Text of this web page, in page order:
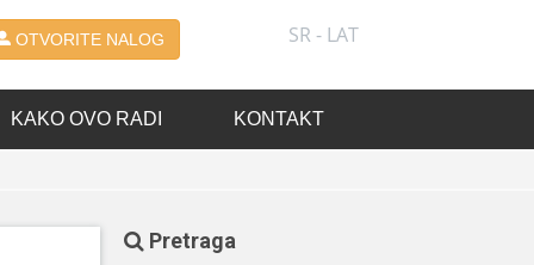
OTVORITE NALOG SR - LAT
KAKO OVO RADI KONTAKT
Pretraga